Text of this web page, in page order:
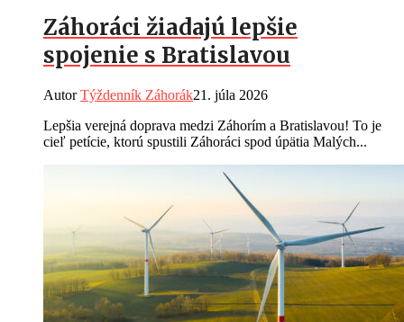
Záhoráci žiadajú lepšie
spojenie s Bratislavou
AutorTýždenník Záhorák21. júla 2026
Lepšia verejná doprava medzi Záhorím a Bratislavou! To je
cieľ petície, ktorú spustili Záhoráci spod úpätia Malých...